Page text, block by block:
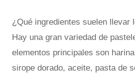
¿Qué ingredientes suelen llevar
Hay una gran variedad de
elementos principales son
sirope dorado, aceite, pasta de